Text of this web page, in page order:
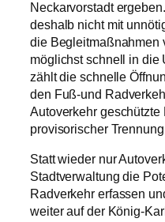
sich für die
Neckarvorstadt
deshalb nicht mit
die Begleitmaßnahmen
möglichst schnell in die
zählt die schnelle
den Fuß-und
Autoverkehr
Statt wieder nur
Stadtverwaltung die
Radverkehr erfassen